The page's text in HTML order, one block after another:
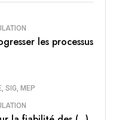
les processus
SIG, MEP